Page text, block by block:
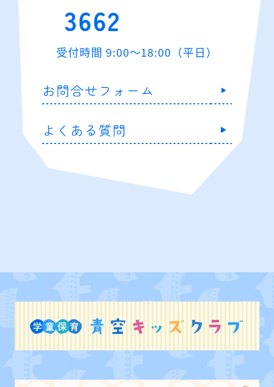
3662
受付時間 9:00～18:00（平日）
お問合せフォーム
よくある質問